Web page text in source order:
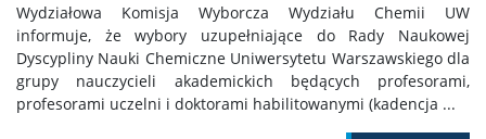
Wydziałowa Komisja Wyborcza Wydziału Chemii UW
informuje, że wybory uzupełniające do Rady Naukowej
Dyscypliny Nauki Chemiczne Uniwersytetu Warszawskiego dla
grupy nauczycieli akademickich będących profesorami,
profesorami uczelni i doktorami habilitowanymi (kadencja ...